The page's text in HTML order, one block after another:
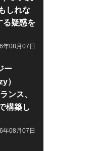
しれな
疑惑を
年08月07日
ー
）
ンス、
構築し
年08月07日